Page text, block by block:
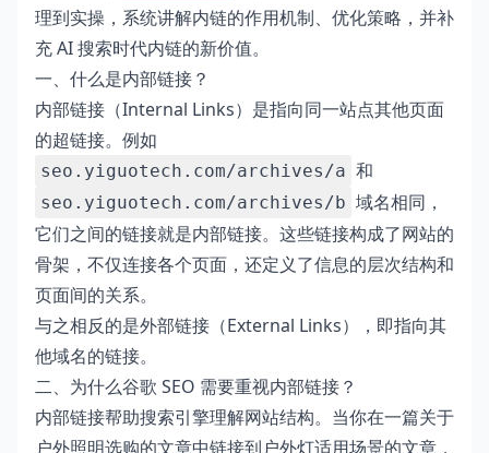
理到实操，系统讲解内链的作用机制、优化策略，并补
充 AI 搜索时代内链的新价值。
一、什么是内部链接？
内部链接（Internal Links）是指向同一站点其他页面
的超链接。例如
seo.yiguotech.com/archives/a 和
seo.yiguotech.com/archives/b 域名相同，
它们之间的链接就是内部链接。这些链接构成了网站的
骨架，不仅连接各个页面，还定义了信息的层次结构和
页面间的关系。
与之相反的是外部链接（External Links），即指向其
他域名的链接。
二、为什么谷歌 SEO 需要重视内部链接？
内部链接帮助搜索引擎理解网站结构。当你在一篇关于
户外照明选购的文章中链接到户外灯适用场景的文章，